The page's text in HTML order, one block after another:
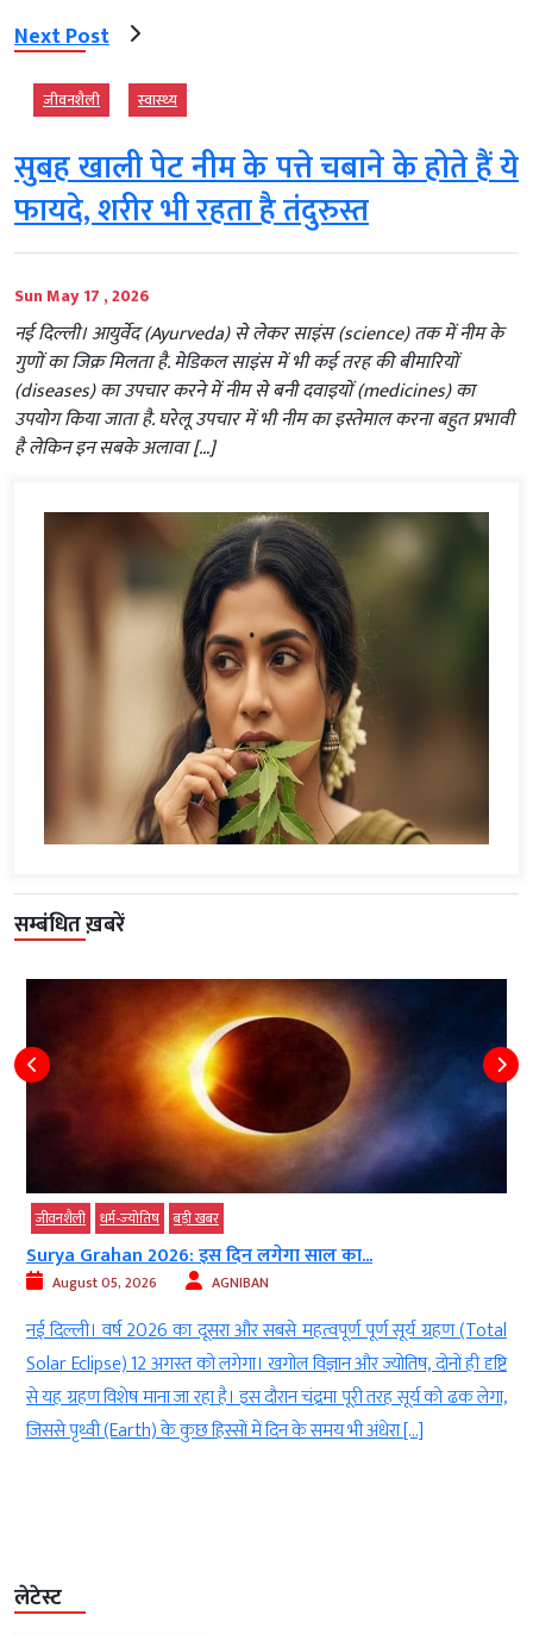
Next Post
जीवनशैली स्‍वास्‍थ्‍य
सुबह खाली पेट नीम के पत्ते चबाने के होते हैं ये
फायदे, शरीर भी रहता है तंदुरुस्त
Sun May 17 , 2026
नई दिल्‍ली। आयुर्वेद (Ayurveda) से लेकर साइंस (science) तक में नीम के
गुणों का जिक्र मिलता है. मेडिकल साइंस में भी कई तरह की बीमारियों
(diseases) का उपचार करने में नीम से बनी दवाइयों (medicines) का
उपयोग किया जाता है. घरेलू उपचार में भी नीम का इस्तेमाल करना बहुत प्रभावी
है लेकिन इन सबके अलावा […]
सम्बंधित ख़बरें
जीवनशैली धर्म-ज्‍योतिष बड़ी खबर
Surya Grahan 2026: इस दिन लगेगा साल का...
August 05, 2026 AGNIBAN
नई दिल्ली। वर्ष 2026 का दूसरा और सबसे महत्वपूर्ण पूर्ण सूर्य ग्रहण (Total
Solar Eclipse) 12 अगस्त को लगेगा। खगोल विज्ञान और ज्योतिष, दोनों ही दृष्टि
से यह ग्रहण विशेष माना जा रहा है। इस दौरान चंद्रमा पूरी तरह सूर्य को ढक लेगा,
जिससे पृथ्वी (Earth) के कुछ हिस्सों में दिन के समय भी अंधेरा […]
लेटेस्ट